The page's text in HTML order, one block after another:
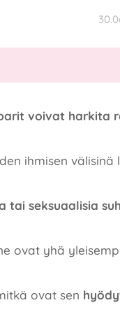
voivat harkita
ihmisen välisinä
seksuaalisia
ovat yhä
ovat sen